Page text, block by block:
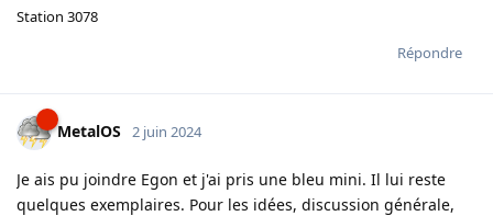
Station 3078
Répondre
MetalOS 2 juin 2024
Je ais pu joindre Egon et j'ai pris une bleu mini. Il lui reste
quelques exemplaires. Pour les idées, discussion générale,